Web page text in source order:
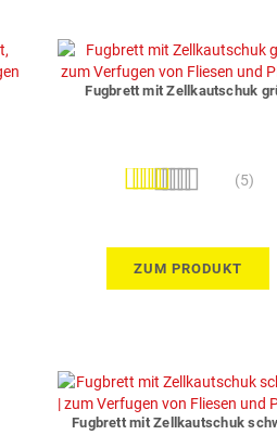
Fugbrett mit Zellkautschuk
Bewertung: (5)
ZUM PRODUKT
Fugbrett mit Zellkautschuk